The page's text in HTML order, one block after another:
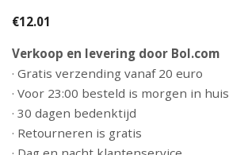
€12.01
Verkoop en levering door Bol.com
· Gratis verzending vanaf 20 euro
· Voor 23:00 besteld is morgen in huis
· 30 dagen bedenktijd
· Retourneren is gratis